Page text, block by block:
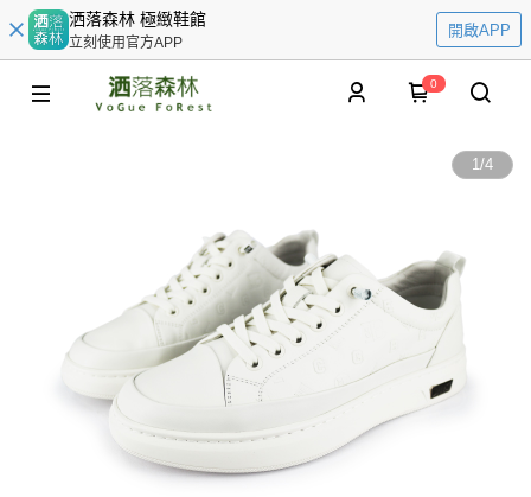
洒落森林 極緻鞋館
立刻使用官方APP
開啟APP
0
1/4